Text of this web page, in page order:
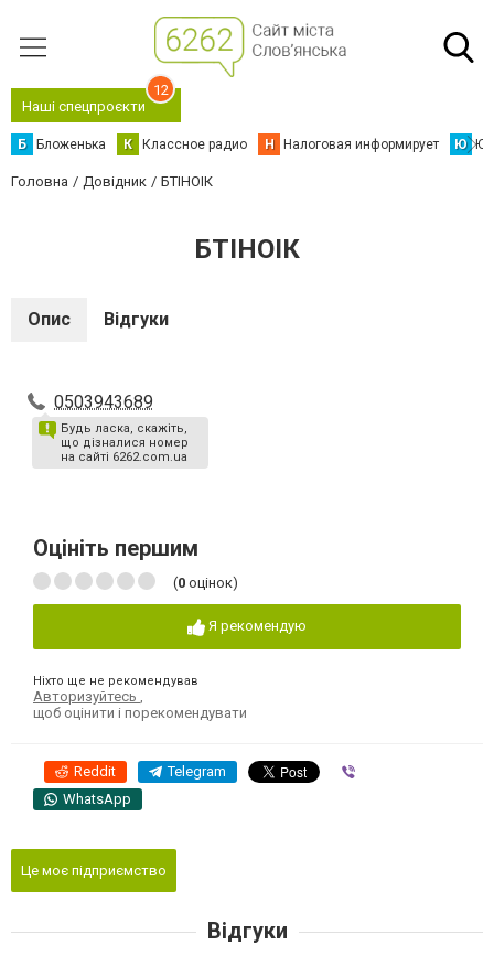
Наші спецпроєкти
12
Б Бложенька К Классное радио Н Налоговая информирует Ю
Головна Довідник БТІНОІК
БТІНОІК
Опис Відгуки
0503943689
Будь ласка, скажіть,
що дізналися номер
на сайті 6262.com.ua
Оцініть першим
(0 оцінок)
Я рекомендую
Ніхто ще не рекомендував
Авторизуйтесь
щоб оцінити і порекомендувати
Reddit Telegram
WhatsApp
Це моє підприємство
Відгуки